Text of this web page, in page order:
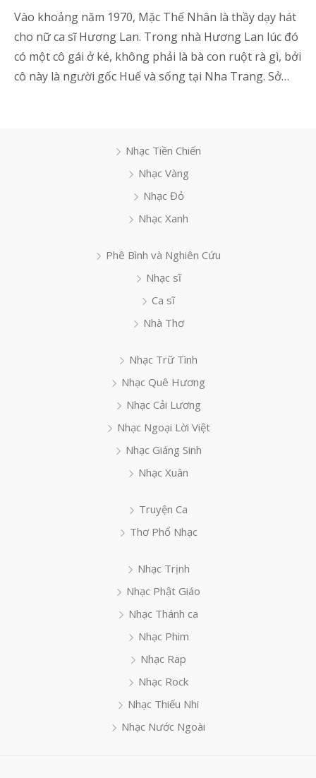
Vào khoảng năm 1970, Mặc Thế Nhân là thầy dạy hát
cho nữ ca sĩ Hương Lan. Trong nhà Hương Lan lúc đó
có một cô gái ở ké, không phải là bà con ruột rà gì, bởi
cô này là người gốc Huế và sống tại Nha Trang. Sở…
Nhạc Tiền Chiến
Nhạc Vàng
Nhạc Đỏ
Nhạc Xanh
Phê Bình và Nghiên Cứu
Nhạc sĩ
Ca sĩ
Nhà Thơ
Nhạc Trữ Tình
Nhạc Quê Hương
Nhạc Cải Lương
Nhạc Ngoại Lời Việt
Nhạc Giáng Sinh
Nhạc Xuân
Truyện Ca
Thơ Phổ Nhạc
Nhạc Trịnh
Nhạc Phật Giáo
Nhạc Thánh ca
Nhạc Phim
Nhạc Rap
Nhạc Rock
Nhạc Thiếu Nhi
Nhạc Nước Ngoài